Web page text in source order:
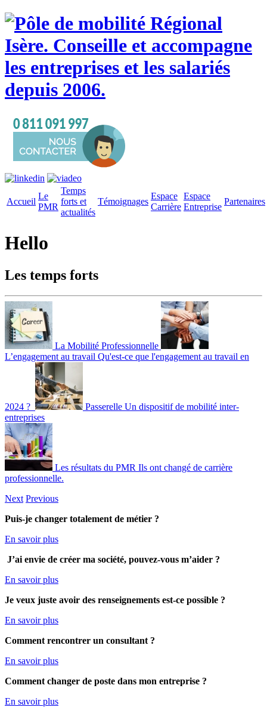
Accueil
Le
PMR
Temps
forts et
actualités
Témoignages
Espace
Carrière
Espace
Entreprise
Partenaires
Hello
Les temps forts
La Mobilité Professionnelle
L’engagement au travail Qu'est-ce que l'engagement au travail en
2024 ? Passerelle Un dispositif de mobilité inter-
entreprises
Les résultats du PMR Ils ont changé de carrière
professionnelle.
Next Previous
Puis-je changer totalement de métier ?
En savoir plus
J’ai envie de créer ma société, pouvez-vous m’aider ?
En savoir plus
Je veux juste avoir des renseignements est-ce possible ?
En savoir plus
Comment rencontrer un consultant ?
En savoir plus
Comment changer de poste dans mon entreprise ?
En savoir plus